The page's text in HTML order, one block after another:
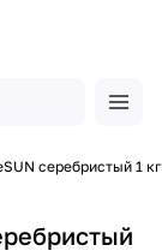
серебристый 1 кг